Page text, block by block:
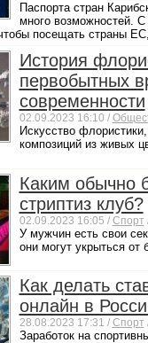
Паспорта стран
много возможностей.
посещать страны
История
первобытных
современности
02.09.2023 16:10 /
Искусство
композиций из живых
Каким обычно
стриптиз клуб?
02.09.2023 16:05 / Спорт
У мужчин есть свои
они могут укрыться от
Как делать
онлайн в
28.08.2023 17:31 / Спорт
Заработок на